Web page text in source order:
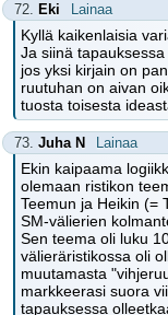
72. Eki Lainaa
Kyllä kaikenlaisia
Ja siinä
jos yksi kirjain on
ruutuhan on aivan
tuosta toisesta
73. Juha N Lainaa
Ekin kaipaama
olemaan ristikon
Teemun ja Heikin (=
SM-välierien
Sen teema oli luku
välieräristikossa oli
muutamasta
markkeerasi suora
tapauksessa